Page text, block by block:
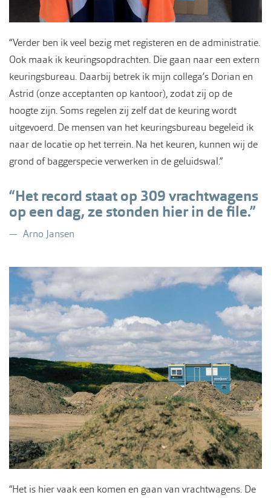
“Verder ben ik veel bezig met registeren en de administratie.
Ook maak ik keuringsopdrachten. Die gaan naar een extern
keuringsbureau. Daarbij betrek ik mijn collega’s Dorian en
Astrid (onze acceptanten op kantoor), zodat zij op de
hoogte zijn. Soms regelen zij zelf dat de keuring wordt
uitgevoerd. De mensen van het keuringsbureau begeleid ik
naar de locatie op het terrein. Na het keuren, kunnen wij de
grond of baggerspecie verwerken in de geluidswal.”
Het record staat op 309 vrachtwagens
op een dag, ze stonden hier in de file.
Arno Jansen
“Het is hier vaak een komen en gaan van vrachtwagens. De